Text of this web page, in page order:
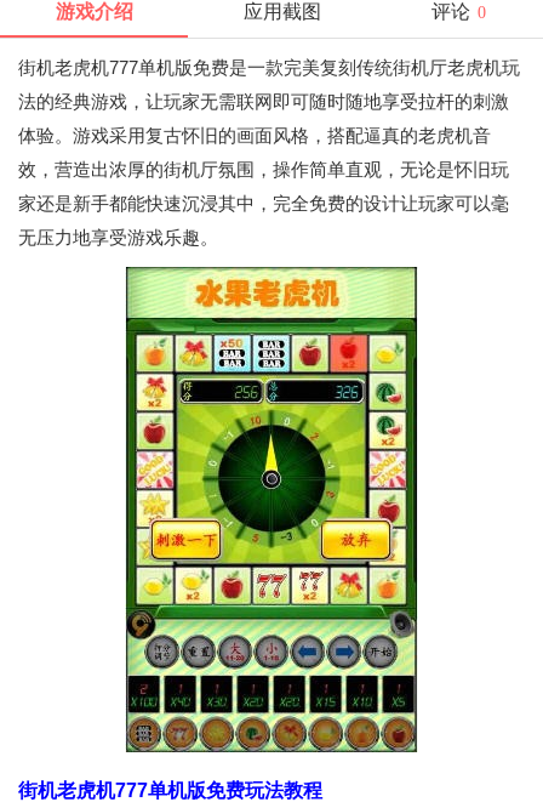
游戏介绍 应用截图 评论 0
街机老虎机777单机版免费是一款完美复刻传统街机厅老虎机玩
法的经典游戏，让玩家无需联网即可随时随地享受拉杆的刺激
体验。游戏采用复古怀旧的画面风格，搭配逼真的老虎机音
效，营造出浓厚的街机厅氛围，操作简单直观，无论是怀旧玩
家还是新手都能快速沉浸其中，完全免费的设计让玩家可以毫
无压力地享受游戏乐趣。
街机老虎机777单机版免费玩法教程